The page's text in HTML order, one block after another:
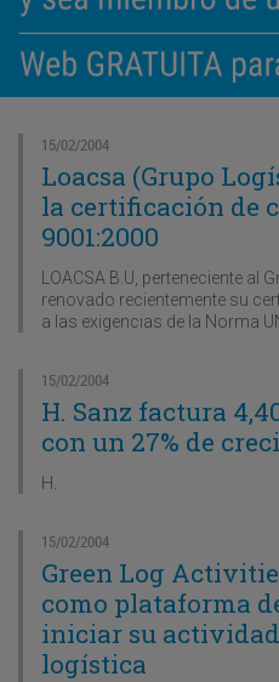
15/02/2004
Loacsa (Grupo
la certificación de
9001:2000
LOACSA B.U, perteneciente al
renovado recientemente su
a las exigencias de la Norma
15/02/2004
H. Sanz factura
con un 27% de
H.
15/02/2004
Green Log
como plataforma
iniciar su
logística